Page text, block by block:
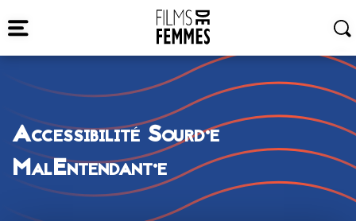
Accessibilité Sourd·e
MalEntendant·e